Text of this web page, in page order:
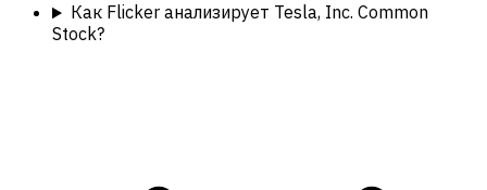
Как Flicker анализирует Tesla, Inc. Common
Stock?